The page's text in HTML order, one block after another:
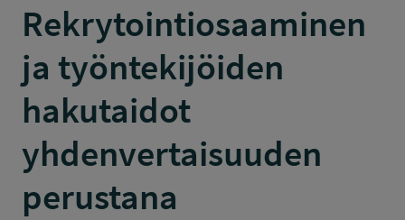
Rekrytointiosaaminen
ja työntekijöiden
hakutaidot
yhdenvertaisuuden
perustana